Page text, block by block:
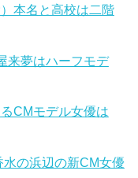
本名と高校は二階
来夢はハーフモデ
CMモデル女優は
水の浜辺の新CM女優